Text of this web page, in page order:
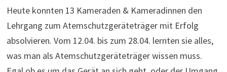
Heute konnten 13 Kameraden & Kameradinnen den
Lehrgang zum Atemschutzgeräteträger mit Erfolg
absolvieren. Vom 12.04. bis zum 28.04. lernten sie alles,
was man als Atemschutzgeräteträger wissen muss.